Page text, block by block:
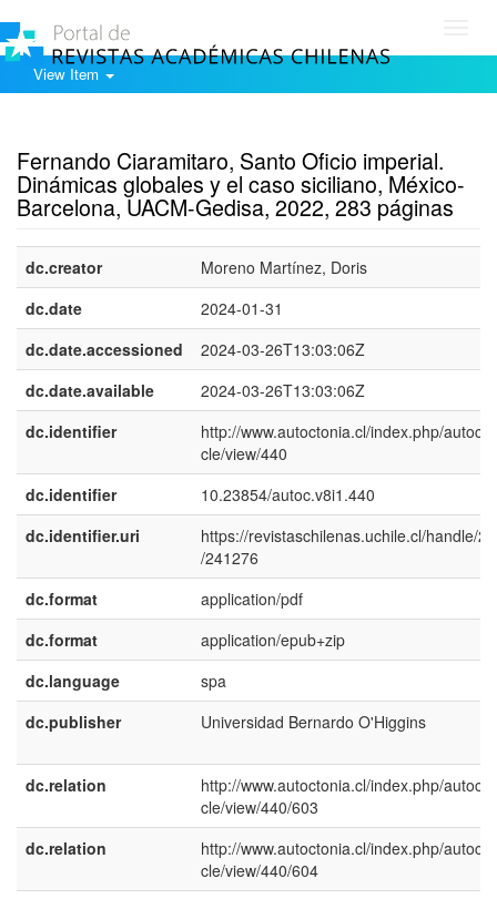
View Item
Fernando Ciaramitaro, Santo Oficio imperial.
Dinámicas globales y el caso siciliano, México-
Barcelona, UACM-Gedisa, 2022, 283 páginas
dc.creator
Moreno Martínez, Doris
dc.date
2024-01-31
dc.date.accessioned
2024-03-26T13:03:06Z
dc.date.available
2024-03-26T13:03:06Z
dc.identifier
http://www.autoctonia.cl/index.php/autoc/
cle/view/440
dc.identifier
10.23854/autoc.v8i1.440
dc.identifier.uri
https://revistaschilenas.uchile.cl/handle/
/241276
dc.format
application/pdf
dc.format
application/epub+zip
dc.language
spa
dc.publisher
Universidad Bernardo O'Higgins
dc.relation
http://www.autoctonia.cl/index.php/autoc/
cle/view/440/603
dc.relation
http://www.autoctonia.cl/index.php/autoc/
cle/view/440/604